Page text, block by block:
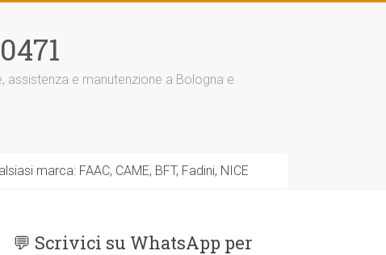
e manutenzione a Bologna e
marca: FAAC, CAME, BFT, Fadini, NICE
💬 Scrivici su WhatsApp per